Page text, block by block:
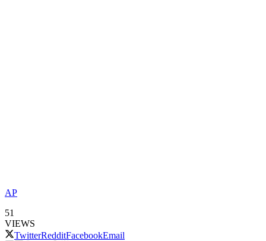
AP
51
VIEWS
TwitterRedditFacebookEmail